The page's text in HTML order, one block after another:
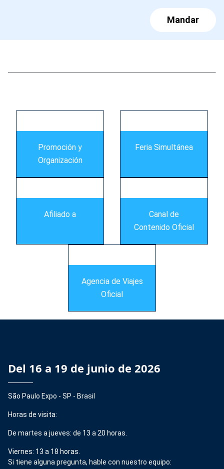
Mandar
Promoción y
Organización
Feria Simultánea
Afiliado a
Canal de
Contenido Oficial
Agencia de Viajes
Oficial
Del 16 a 19 de junio de 2026
São Paulo Expo - SP - Brasil
Horas de visita:
De martes a jueves: de 13 a 20 horas.
Viernes: 13 a 18 horas.
Si tiene alguna pregunta, hable con nuestro equipo: